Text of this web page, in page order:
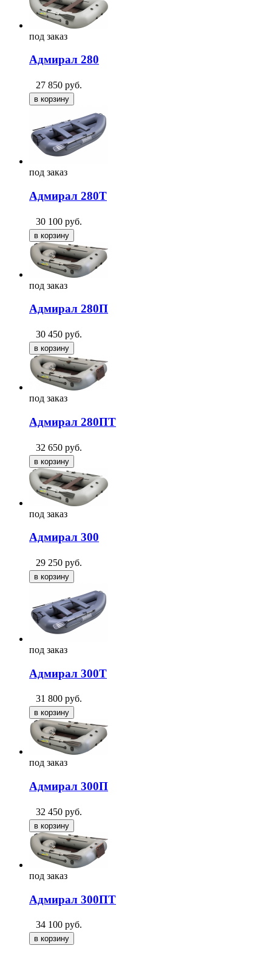
под заказ
Адмирал 280
27 850 руб.
под заказ
Адмирал 280Т
30 100 руб.
под заказ
Адмирал 280П
30 450 руб.
под заказ
Адмирал 280ПТ
32 650 руб.
под заказ
Адмирал 300
29 250 руб.
под заказ
Адмирал 300Т
31 800 руб.
под заказ
Адмирал 300П
32 450 руб.
под заказ
Адмирал 300ПТ
34 100 руб.